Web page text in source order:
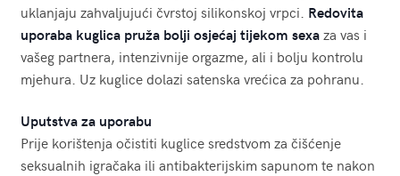
uklanjaju zahvaljujući čvrstoj silikonskoj vrpci. Redovita
uporaba kuglica pruža bolji osjećaj tijekom sexaza vas i
vašeg partnera, intenzivnije orgazme, ali i bolju kontrolu
mjehura. Uz kuglice dolazi satenska vrećica za pohranu.
Uputstva za uporabu
Prije korištenja očistiti kuglice sredstvom za čišćenje
seksualnih igračaka ili antibakterijskim sapunom te nakon